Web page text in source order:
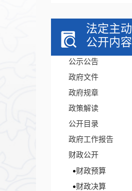
法定主动
公开内容
公示公告
政府文件
政府规章
政策解读
公开目录
政府工作报告
财政公开
财政预算
财政决算